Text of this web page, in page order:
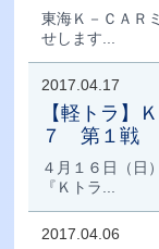
東海Ｋ－ＣＡＲ
せします...
2017.04.17
【軽トラ】
７ 第１戦
４月１６日（日
『Ｋトラ...
2017.04.06